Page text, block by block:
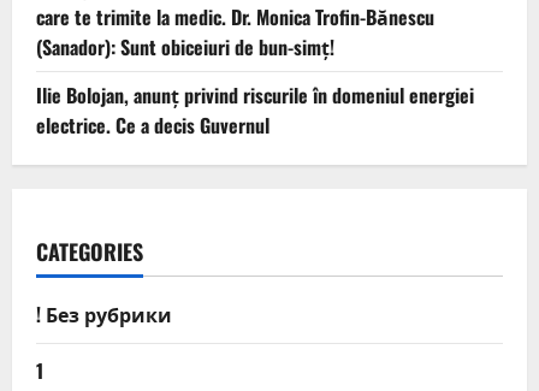
care te trimite la medic. Dr. Monica Trofin-Bănescu
(Sanador): Sunt obiceiuri de bun-simț!
Ilie Bolojan, anunț privind riscurile în domeniul energiei
electrice. Ce a decis Guvernul
CATEGORIES
! Без рубрики
1